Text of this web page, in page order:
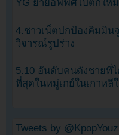
YG ย้ายอฟฟิศไปตึกให
4.ชาวเน็ตปกป้องคิมมิน
วิจารณ์รูปร่าง
5.10 อันดับคนดังชายที่
ที่สุดในหมู่เกย์ในเกาหลี
Tweets by